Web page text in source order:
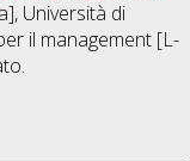
Università di
il management [L-